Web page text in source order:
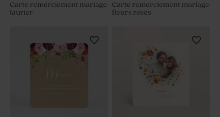
Carte remerciement mariage
laurier
Carte remerciement mariage
fleurs roses